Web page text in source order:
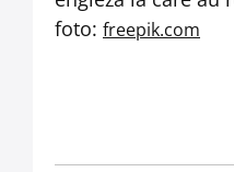
foto: freepik.com